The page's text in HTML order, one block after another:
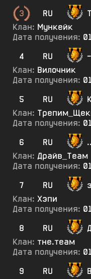
3
RU
Клан: Мункейк
Дата получения:
4
RU
Клан: Вилочник
Дата получения:
5
RU
Клан:
Дата получения:
6
RU
Клан: Драйв_Теам
Дата получения:
7
RU
Клан: Хэпи
Дата получения:
8
RU
Клан: тне.теам
Дата получения:
9
RU